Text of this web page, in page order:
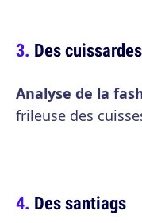
Des cuissardes
Analyse de la
frileuse des
Des santiags